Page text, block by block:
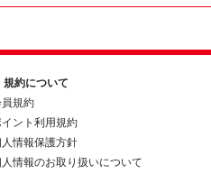
約について
規約
ント利用規約
情報保護方針
情報のお取り扱いについて